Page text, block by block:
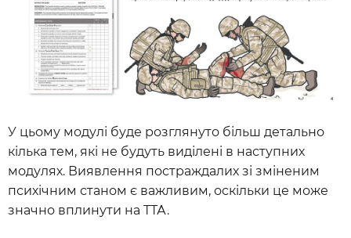
У цьому модулі буде розглянуто більш детально
кілька тем, які не будуть виділені в наступних
модулях. Виявлення постраждалих зі зміненим
психічним станом є важливим, оскільки це може
значно вплинути на ТТА.